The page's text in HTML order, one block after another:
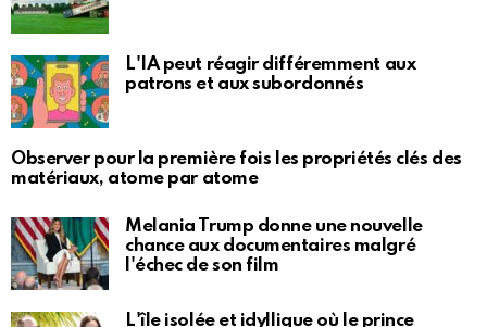
L'IA peut réagir différemment aux
patrons et aux subordonnés
Observer pour la première fois les propriétés clés des
matériaux, atome par atome
Melania Trump donne une nouvelle
chance aux documentaires malgré
l'échec de son film
L'île isolée et idyllique où le prince